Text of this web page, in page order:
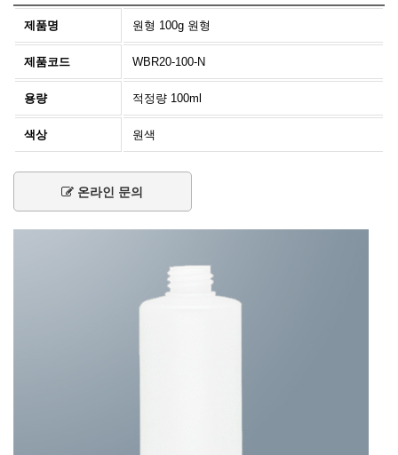
제품명 원형 100g 원형
제품코드 WBR20-100-N
용량 적정량 100ml
색상 원색
온라인 문의